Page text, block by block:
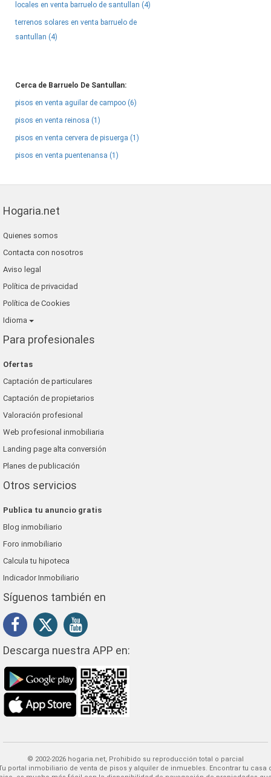
locales en venta barruelo de santullan (4)
terrenos solares en venta barruelo de
santullan (4)
Cerca de Barruelo De Santullan:
pisos en venta aguilar de campoo (6)
pisos en venta reinosa (1)
pisos en venta cervera de pisuerga (1)
pisos en venta puentenansa (1)
Hogaria.net
Quienes somos
Contacta con nosotros
Aviso legal
Política de privacidad
Política de Cookies
Idioma
Para profesionales
Ofertas
Captación de particulares
Captación de propietarios
Valoración profesional
Web profesional inmobiliaria
Landing page alta conversión
Planes de publicación
Otros servicios
Publica tu anuncio gratis
Blog inmobiliario
Foro inmobiliario
Calcula tu hipoteca
Indicador Inmobiliario
Síguenos también en
Descarga nuestra APP en:
© 2002-2026 hogaria.net, Prohibido su reproducción total o parcial
Encontrar tu casa o